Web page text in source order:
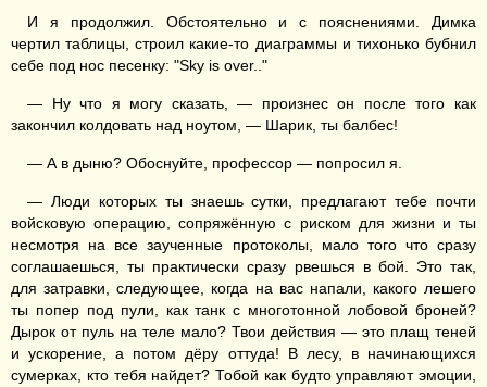
И я продолжил. Обстоятельно и с пояснениями. Димка
чертил таблицы, строил какие-то диаграммы и тихонько бубнил
себе под нос песенку: "Sky is over.."
— Ну что я могу сказать, — произнес он после того как
закончил колдовать над ноутом, — Шарик, ты балбес!
— А в дыню? Обоснуйте, профессор — попросил я.
— Люди которых ты знаешь сутки, предлагают тебе почти
войсковую операцию, сопряжённую с риском для жизни и ты
несмотря на все заученные протоколы, мало того что сразу
соглашаешься, ты практически сразу рвешься в бой. Это так,
для затравки, следующее, когда на вас напали, какого лешего
ты попер под пули, как танк с многотонной лобовой броней?
Дырок от пуль на теле мало? Твои действия — это плащ теней
и ускорение, а потом дёру оттуда! В лесу, в начинающихся
сумерках, кто тебя найдет? Тобой как будто управляют эмоции,